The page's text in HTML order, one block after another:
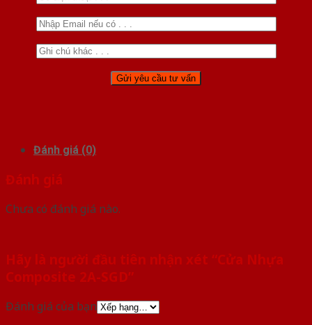
Đánh giá (0)
Đánh giá
Chưa có đánh giá nào.
Hãy là người đầu tiên nhận xét “Cửa Nhựa
Composite 2A-SGD”
Đánh giá của bạn